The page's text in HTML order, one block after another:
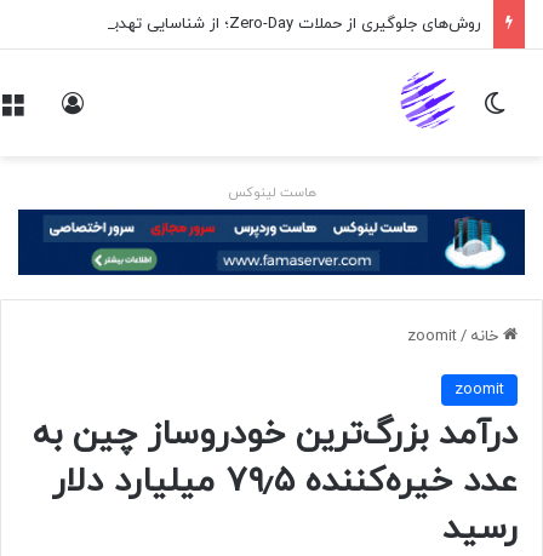
تغییر پوسته
هاست لینوکس
خانه /
zoomit
zoomit
درآمد بزرگ‌ترین خودروساز چین به
عدد خیره‌کننده ۷۹٫۵ میلیارد دلار
رسید